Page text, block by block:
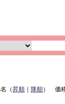
（昇順 降順） 価